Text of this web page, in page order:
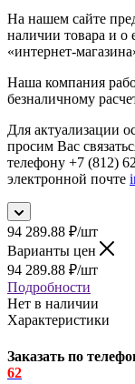
На нашем сайте
наличии товара и о
«интернет-
Наша компания
безналичному
Для актуализации
просим Вас
телефону +7 (812)
электронной почте
94 289.88 ₽/шт
Варианты цен
94 289.88 ₽/шт
Подробности
Нет в наличии
Характеристики
Заказать по
62